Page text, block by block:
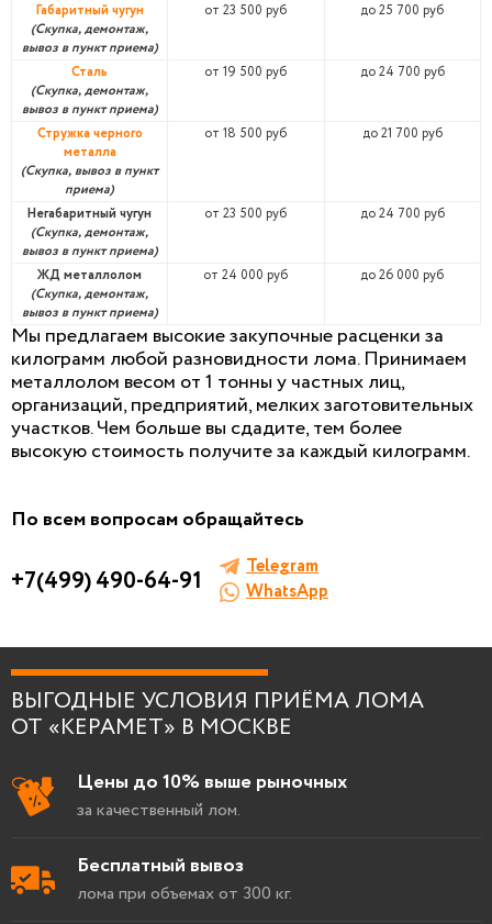
Габаритный чугун
(Скупка, демонтаж,
вывоз в пункт приема)
от 23 500 руб до 25 700 руб
Сталь
(Скупка, демонтаж,
вывоз в пункт приема)
от 19 500 руб до 24 700 руб
Стружка черного
металла
(Скупка, вывоз в пункт
приема)
от 18 500 руб до 21 700 руб
Негабаритный чугун
(Скупка, демонтаж,
вывоз в пункт приема)
от 23 500 руб до 24 700 руб
ЖД металлолом
(Скупка, демонтаж,
вывоз в пункт приема)
от 24 000 руб до 26 000 руб
Мы предлагаем высокие закупочные расценки за
килограмм любой разновидности лома. Принимаем
металлолом весом от 1 тонны у частных лиц,
организаций, предприятий, мелких заготовительных
участков. Чем больше вы сдадите, тем более
высокую стоимость получите за каждый килограмм.
По всем вопросам обращайтесь
+7(499) 490-64-91
Telegram
WhatsApp
ВЫГОДНЫЕ УСЛОВИЯ ПРИЁМА ЛОМА
ОТ «КЕРАМЕТ» В МОСКВЕ
Цены до 10% выше рыночных
за качественный лом.
Бесплатный вывоз
лома при объемах от 300 кг.